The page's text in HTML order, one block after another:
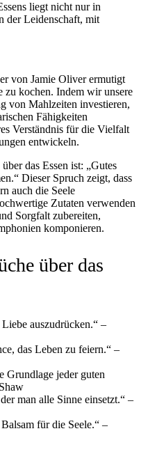
liegt nicht nur in
der Leidenschaft, mit
von Jamie Oliver ermutigt
zu kochen. Indem wir unsere
von Mahlzeiten investieren,
Fähigkeiten
Verständnis für die Vielfalt
entwickeln.
das Essen ist: „Gutes
Dieser Spruch zeigt, dass
auch die Seele
Zutaten verwenden
Sorgfalt zubereiten,
komponieren.
über das
auszudrücken.“ –
das Leben zu feiern.“ –
Grundlage jeder guten
man alle Sinne einsetzt.“ –
für die Seele.“ –